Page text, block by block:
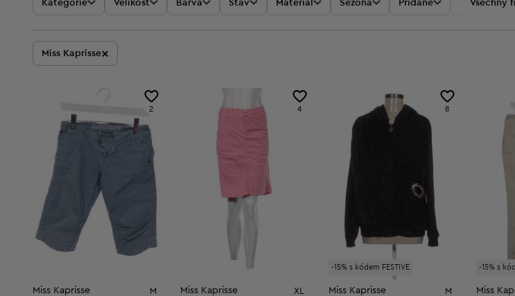
Kategorie Velikost Barva Stav Materiál Sezóna Přidané Akce
Všechny
Miss Kaprisse×
2
Miss Kaprisse M
4
Miss Kaprisse XL
-15% s kódem FESTIVE
8
Miss Kaprisse M
-15% s
Miss